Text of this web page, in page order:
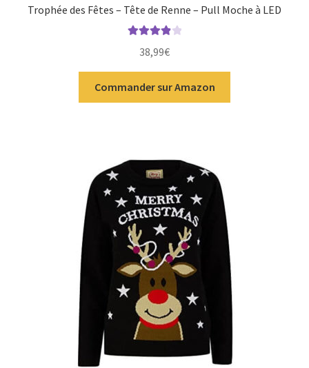
Trophée des Fêtes – Tête de Renne – Pull Moche à LED
sur 5
38,99€
Commander sur Amazon